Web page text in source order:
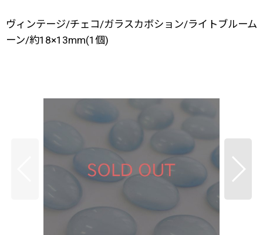
ヴィンテージ/チェコ/ガラスカボション/ライトブルーム
ーン/約18×13mm(1個)